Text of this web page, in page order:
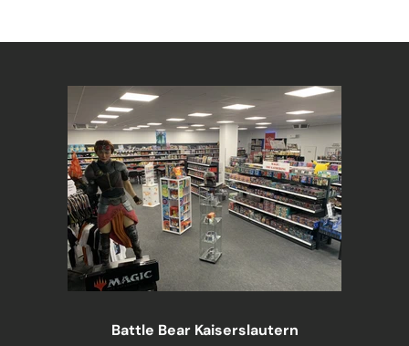
Battle Bear Kaiserslautern